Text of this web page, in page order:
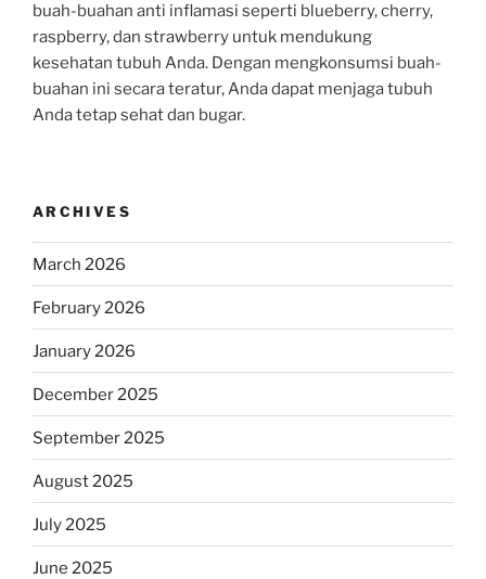
buah-buahan anti inflamasi seperti blueberry, cherry,
raspberry, dan strawberry untuk mendukung
kesehatan tubuh Anda. Dengan mengkonsumsi buah-
buahan ini secara teratur, Anda dapat menjaga tubuh
Anda tetap sehat dan bugar.
ARCHIVES
March 2026
February 2026
January 2026
December 2025
September 2025
August 2025
July 2025
June 2025